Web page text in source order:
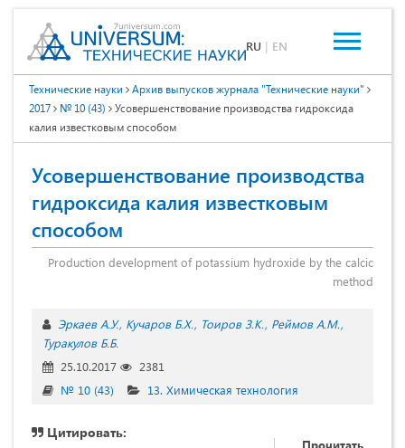
RU | EN
Технические науки
Архив выпусков журнала "Технические науки"
2017
№ 10 (43)
Усовершенствование производства гидроксида
калия известковым способом
Усовершенствование производства
гидроксида калия известковым
способом
Production development of potassium hydroxide by the calcic
method
Эркаев А.У. Кучаров Б.Х. Тоиров З.К. Реймов А.М.
Туракулов Б.Б.
25.10.2017
2381
№ 10 (43)
13. Химическая технология
Цитировать: